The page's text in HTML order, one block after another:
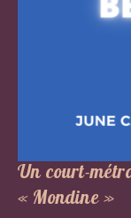
Un court-
« Mondine »